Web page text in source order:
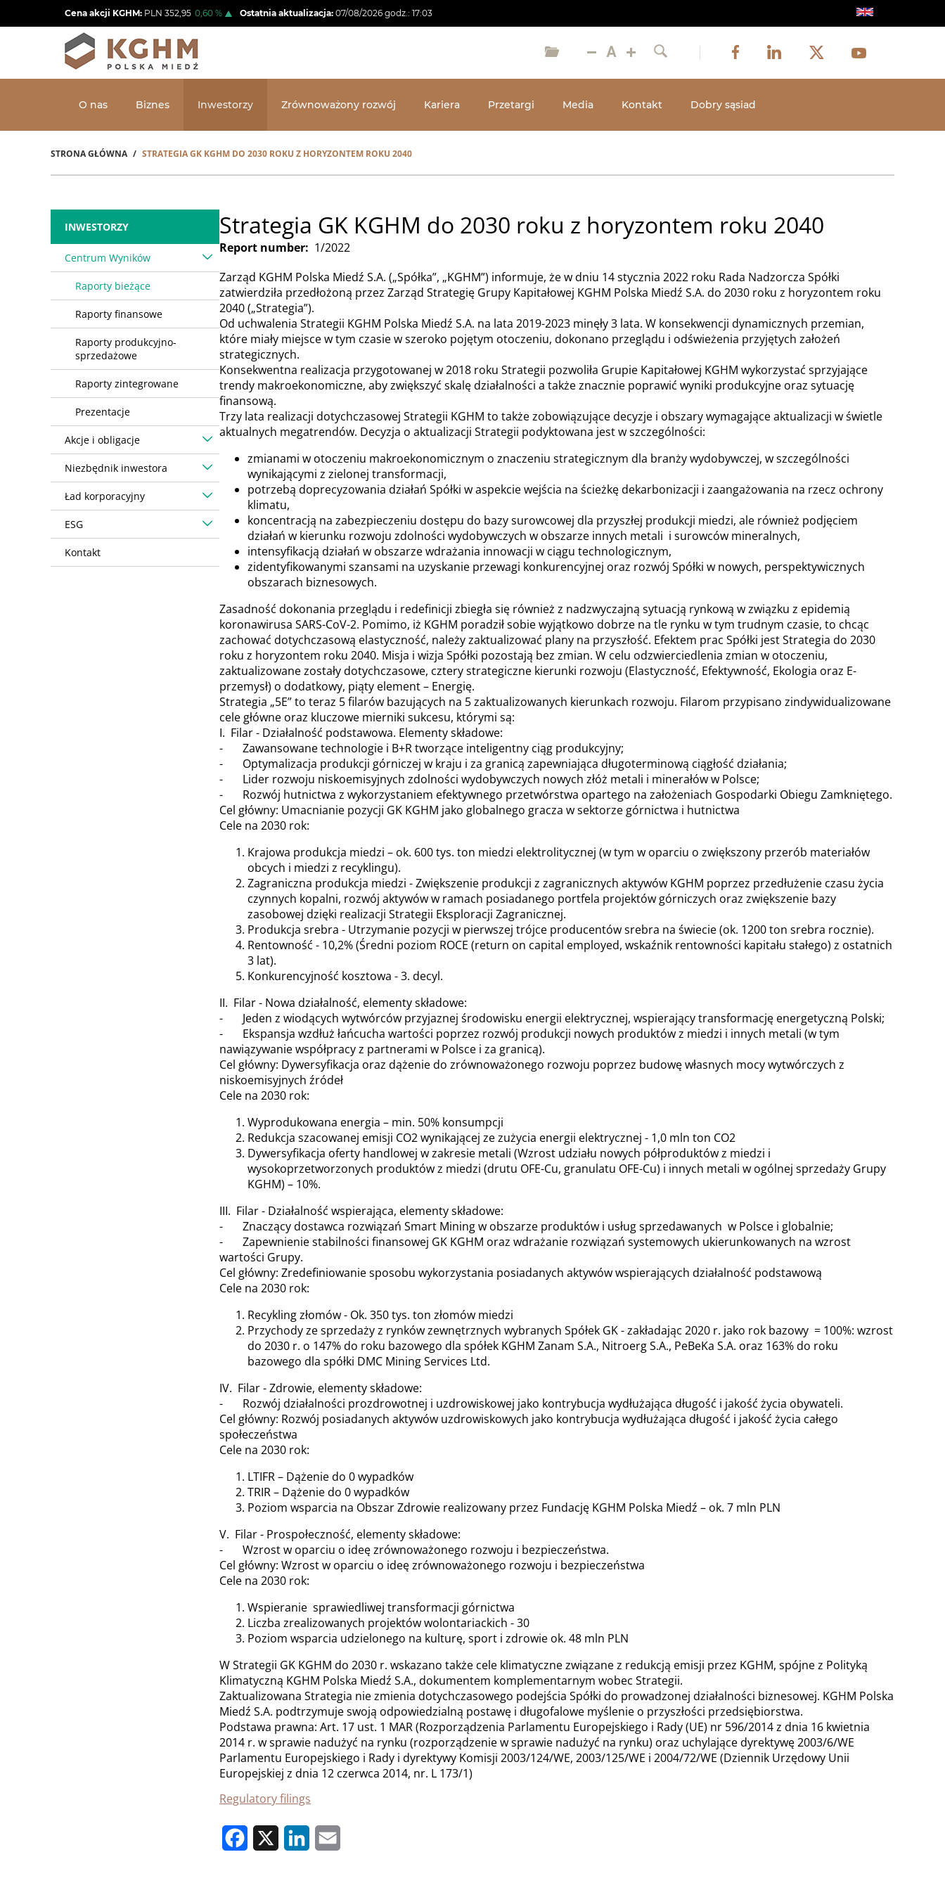
do
Cena akcji KGHM: PLN 352,95 0,60 % Ostatnia aktualizacja: 07/08/2026 godz.: 17:03
Szukaj
Social
media
Facebook
Obraz
LinkedIn
Obraz
Twitter
Obraz
Youtube
Obraz
O nas Biznes Inwestorzy Zrównoważony rozwój Kariera Przetargi Media Kontakt Dobry sąsiad
Ścieżka
STRONA GŁÓWNA STRATEGIA GK KGHM DO 2030 ROKU Z HORYZONTEM ROKU 2040
Strategia GK KGHM do 2030 roku z horyzontem roku 2040
Report number
1/2022
Zarząd KGHM Polska Miedź S.A. („Spółka”, „KGHM”) informuje, że w dniu 14 stycznia 2022 roku Rada Nadzorcza Spółki
zatwierdziła przedłożoną przez Zarząd Strategię Grupy Kapitałowej KGHM Polska Miedź S.A. do 2030 roku z horyzontem roku
2040 („Strategia”).
Od uchwalenia Strategii KGHM Polska Miedź S.A. na lata 2019-2023 minęły 3 lata. W konsekwencji dynamicznych przemian,
które miały miejsce w tym czasie w szeroko pojętym otoczeniu, dokonano przeglądu i odświeżenia przyjętych założeń
strategicznych.
Konsekwentna realizacja przygotowanej w 2018 roku Strategii pozwoliła Grupie Kapitałowej KGHM wykorzystać sprzyjające
trendy makroekonomiczne, aby zwiększyć skalę działalności a także znacznie poprawić wyniki produkcyjne oraz sytuację
finansową.
Trzy lata realizacji dotychczasowej Strategii KGHM to także zobowiązujące decyzje i obszary wymagające aktualizacji w świetle
aktualnych megatrendów. Decyzja o aktualizacji Strategii podyktowana jest w szczególności:
zmianami w otoczeniu makroekonomicznym o znaczeniu strategicznym dla branży wydobywczej, w szczególności
wynikającymi z zielonej transformacji,
potrzebą doprecyzowania działań Spółki w aspekcie wejścia na ścieżkę dekarbonizacji i zaangażowania na rzecz ochrony
klimatu,
koncentracją na zabezpieczeniu dostępu do bazy surowcowej dla przyszłej produkcji miedzi, ale również podjęciem
działań w kierunku rozwoju zdolności wydobywczych w obszarze innych metali i surowców mineralnych,
intensyfikacją działań w obszarze wdrażania innowacji w ciągu technologicznym,
zidentyfikowanymi szansami na uzyskanie przewagi konkurencyjnej oraz rozwój Spółki w nowych, perspektywicznych
obszarach biznesowych.
Zasadność dokonania przeglądu i redefinicji zbiegła się również z nadzwyczajną sytuacją rynkową w związku z epidemią
koronawirusa SARS-CoV-2. Pomimo, iż KGHM poradził sobie wyjątkowo dobrze na tle rynku w tym trudnym czasie, to chcąc
zachować dotychczasową elastyczność, należy zaktualizować plany na przyszłość. Efektem prac Spółki jest Strategia do 2030
roku z horyzontem roku 2040. Misja i wizja Spółki pozostają bez zmian. W celu odzwierciedlenia zmian w otoczeniu,
zaktualizowane zostały dotychczasowe, cztery strategiczne kierunki rozwoju (Elastyczność, Efektywność, Ekologia oraz E-
przemysł) o dodatkowy, piąty element – Energię.
Strategia „5E” to teraz 5 filarów bazujących na 5 zaktualizowanych kierunkach rozwoju. Filarom przypisano zindywidualizowane
cele główne oraz kluczowe mierniki sukcesu, którymi są:
I. Filar - Działalność podstawowa. Elementy składowe:
- Zawansowane technologie i B+R tworzące inteligentny ciąg produkcyjny;
- Optymalizacja produkcji górniczej w kraju i za granicą zapewniająca długoterminową ciągłość działania;
- Lider rozwoju niskoemisyjnych zdolności wydobywczych nowych złóż metali i minerałów w Polsce;
- Rozwój hutnictwa z wykorzystaniem efektywnego przetwórstwa opartego na założeniach Gospodarki Obiegu Zamkniętego.
Cel główny: Umacnianie pozycji GK KGHM jako globalnego gracza w sektorze górnictwa i hutnictwa
Cele na 2030 rok:
Krajowa produkcja miedzi – ok. 600 tys. ton miedzi elektrolitycznej (w tym w oparciu o zwiększony przerób materiałów
obcych i miedzi z recyklingu).
Zagraniczna produkcja miedzi - Zwiększenie produkcji z zagranicznych aktywów KGHM poprzez przedłużenie czasu życia
czynnych kopalni, rozwój aktywów w ramach posiadanego portfela projektów górniczych oraz zwiększenie bazy
zasobowej dzięki realizacji Strategii Eksploracji Zagranicznej.
Produkcja srebra - Utrzymanie pozycji w pierwszej trójce producentów srebra na świecie (ok. 1200 ton srebra rocznie).
Rentowność - 10,2% (Średni poziom ROCE (return on capital employed, wskaźnik rentowności kapitału stałego) z ostatnich
3 lat).
Konkurencyjność kosztowa - 3. decyl.
II. Filar - Nowa działalność, elementy składowe:
- Jeden z wiodących wytwórców przyjaznej środowisku energii elektrycznej, wspierający transformację energetyczną Polski;
- Ekspansja wzdłuż łańcucha wartości poprzez rozwój produkcji nowych produktów z miedzi i innych metali (w tym
nawiązywanie współpracy z partnerami w Polsce i za granicą).
Cel główny: Dywersyfikacja oraz dążenie do zrównoważonego rozwoju poprzez budowę własnych mocy wytwórczych z
niskoemisyjnych źródeł
Cele na 2030 rok:
Wyprodukowana energia – min. 50% konsumpcji
Redukcja szacowanej emisji CO2 wynikającej ze zużycia energii elektrycznej - 1,0 mln ton CO2
Dywersyfikacja oferty handlowej w zakresie metali (Wzrost udziału nowych półproduktów z miedzi i
wysokoprzetworzonych produktów z miedzi (drutu OFE-Cu, granulatu OFE-Cu) i innych metali w ogólnej sprzedaży Grupy
KGHM) – 10%.
III. Filar - Działalność wspierająca, elementy składowe:
- Znaczący dostawca rozwiązań Smart Mining w obszarze produktów i usług sprzedawanych w Polsce i globalnie;
- Zapewnienie stabilności finansowej GK KGHM oraz wdrażanie rozwiązań systemowych ukierunkowanych na wzrost
wartości Grupy.
Cel główny: Zredefiniowanie sposobu wykorzystania posiadanych aktywów wspierających działalność podstawową
Cele na 2030 rok:
Recykling złomów - Ok. 350 tys. ton złomów miedzi
Przychody ze sprzedaży z rynków zewnętrznych wybranych Spółek GK - zakładając 2020 r. jako rok bazowy = 100%: wzrost
do 2030 r. o 147% do roku bazowego dla spółek KGHM Zanam S.A., Nitroerg S.A., PeBeKa S.A. oraz 163% do roku
bazowego dla spółki DMC Mining Services Ltd.
IV. Filar - Zdrowie, elementy składowe:
- Rozwój działalności prozdrowotnej i uzdrowiskowej jako kontrybucja wydłużająca długość i jakość życia obywateli.
Cel główny: Rozwój posiadanych aktywów uzdrowiskowych jako kontrybucja wydłużająca długość i jakość życia całego
społeczeństwa
Cele na 2030 rok:
LTIFR – Dążenie do 0 wypadków
TRIR – Dążenie do 0 wypadków
Poziom wsparcia na Obszar Zdrowie realizowany przez Fundację KGHM Polska Miedź – ok. 7 mln PLN
V. Filar - Prospołeczność, elementy składowe:
- Wzrost w oparciu o ideę zrównoważonego rozwoju i bezpieczeństwa.
Cel główny: Wzrost w oparciu o ideę zrównoważonego rozwoju i bezpieczeństwa
Cele na 2030 rok:
Wspieranie sprawiedliwej transformacji górnictwa
Liczba zrealizowanych projektów wolontariackich - 30
Poziom wsparcia udzielonego na kulturę, sport i zdrowie ok. 48 mln PLN
W Strategii GK KGHM do 2030 r. wskazano także cele klimatyczne związane z redukcją emisji przez KGHM, spójne z Polityką
Klimatyczną KGHM Polska Miedź S.A., dokumentem komplementarnym wobec Strategii.
Zaktualizowana Strategia nie zmienia dotychczasowego podejścia Spółki do prowadzonej działalności biznesowej. KGHM Polska
Miedź S.A. podtrzymuje swoją odpowiedzialną postawę i długofalowe myślenie o przyszłości przedsiębiorstwa.
Podstawa prawna: Art. 17 ust. 1 MAR (Rozporządzenia Parlamentu Europejskiego i Rady (UE) nr 596/2014 z dnia 16 kwietnia
2014 r. w sprawie nadużyć na rynku (rozporządzenie w sprawie nadużyć na rynku) oraz uchylające dyrektywę 2003/6/WE
Parlamentu Europejskiego i Rady i dyrektywy Komisji 2003/124/WE, 2003/125/WE i 2004/72/WE (Dziennik Urzędowy Unii
Europejskiej z dnia 12 czerwca 2014, nr. L 173/1)
Regulatory filings
Facebook LinkedIn
INWESTORZY
Centrum Wyników
Raporty bieżące
Raporty finansowe
Raporty produkcyjno-
sprzedażowe
Raporty zintegrowane
Prezentacje
Akcje i obligacje
Niezbędnik inwestora
Ład korporacyjny
ESG
Kontakt